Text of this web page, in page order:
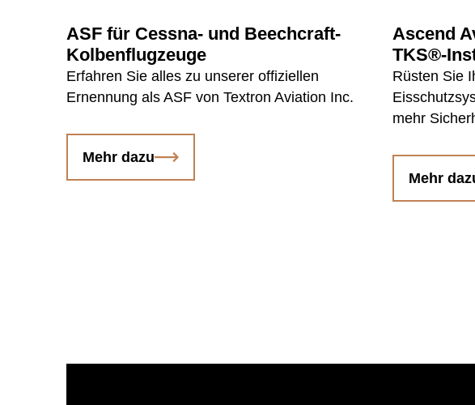
ASF für Cessna- und Beechcraft-
Kolbenflugzeuge
Erfahren Sie alles zu unserer offiziellen
Ernennung als ASF von Textron Aviation Inc.
Mehr dazu
Ascend
TKS®-
Rüsten Sie
mehr
Mehr